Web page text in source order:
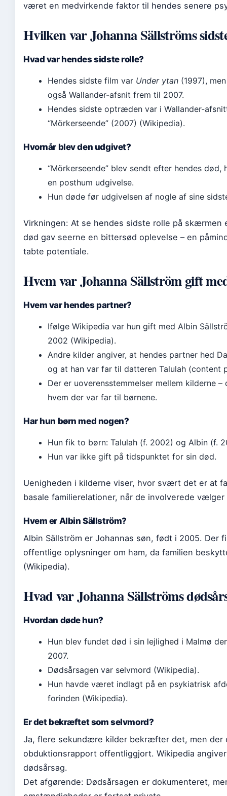
været en medvirkende faktor til hendes senere
Hvilken var Johanna Sällströms
Hvad var hendes sidste rolle?
Hendes sidste film var Under ytan (1997),
også Wallander-afsnit frem til 2007.
Hendes sidste optræden var i Wallander-
“Mörkerseende” (2007) (Wikipedia).
Hvornår blev den udgivet?
“Mörkerseende” blev sendt efter hendes
en posthum udgivelse.
Hun døde før udgivelsen af nogle af sine
Virkningen: At se hendes sidste rolle på skærmen
død gav seerne en bittersød oplevelse – en
tabte potentiale.
Hvem var Johanna Sällström gift
Hvem var hendes partner?
Ifølge Wikipedia var hun gift med Albin
2002 (Wikipedia).
Andre kilder angiver, at hendes partner hed
og at han var far til datteren Talulah (content
Der er uoverensstemmelser mellem kilderne
hvem der var far til børnene.
Har hun børn med nogen?
Hun fik to børn: Talulah (f. 2002) og Albin (f.
Hun var ikke gift på tidspunktet for sin død.
Uenigheden i kilderne viser, hvor svært det er at
basale familierelationer, når de involverede
Hvem er Albin Sällström?
Albin Sällström er Johannas søn, født i 2005. Der
offentlige oplysninger om ham, da familien
(Wikipedia).
Hvad var Johanna Sällströms
Hvordan døde hun?
Hun blev fundet død i sin lejlighed i Malmø
2007.
Dødsårsagen var selvmord (Wikipedia).
Hun havde været indlagt på en psykiatrisk
forinden (Wikipedia).
Er det bekræftet som selvmord?
Ja, flere sekundære kilder bekræfter det, men der
obduktionsrapport offentliggjort. Wikipedia
dødsårsag.
Det afgørende: Dødsårsagen er dokumenteret,